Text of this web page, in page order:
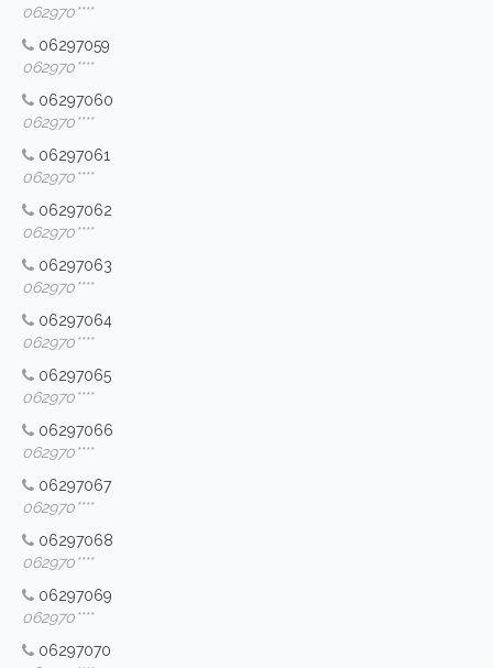
062970****
06297059
062970****
06297060
062970****
06297061
062970****
06297062
062970****
06297063
062970****
06297064
062970****
06297065
062970****
06297066
062970****
06297067
062970****
06297068
062970****
06297069
062970****
06297070